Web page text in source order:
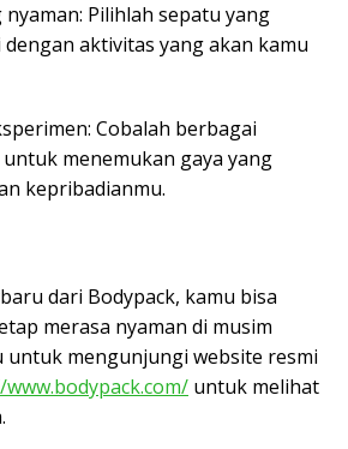
nyaman: Pilihlah sepatu yang
dengan aktivitas yang akan kamu
Cobalah berbagai
menemukan gaya yang
kepribadianmu.
dari Bodypack, kamu bisa
merasa nyaman di musim
untuk mengunjungi website resmi
untuk melihat